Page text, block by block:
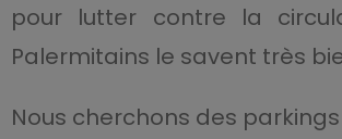
pour lutter contre la
Palermitains le savent très
Nous cherchons des